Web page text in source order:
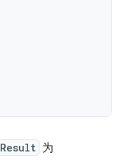
Result 为